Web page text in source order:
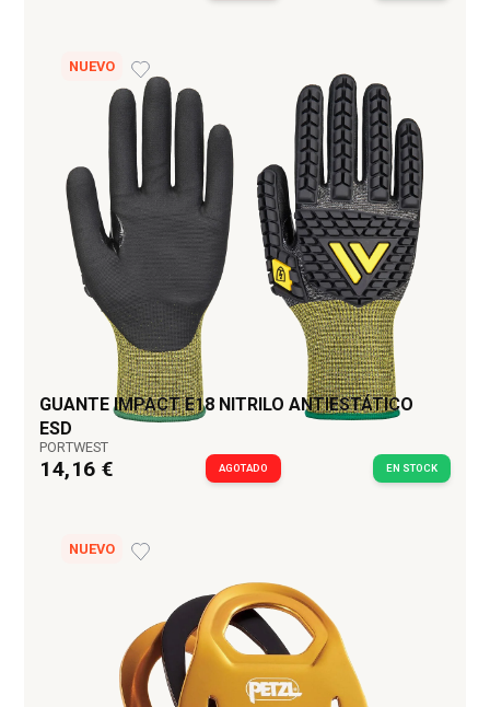
NUEVO
GUANTE IMPACT E18 NITRILO ANTIESTÁTICO
ESD
PORTWEST
14,16 € AGOTADO EN STOCK
NUEVO